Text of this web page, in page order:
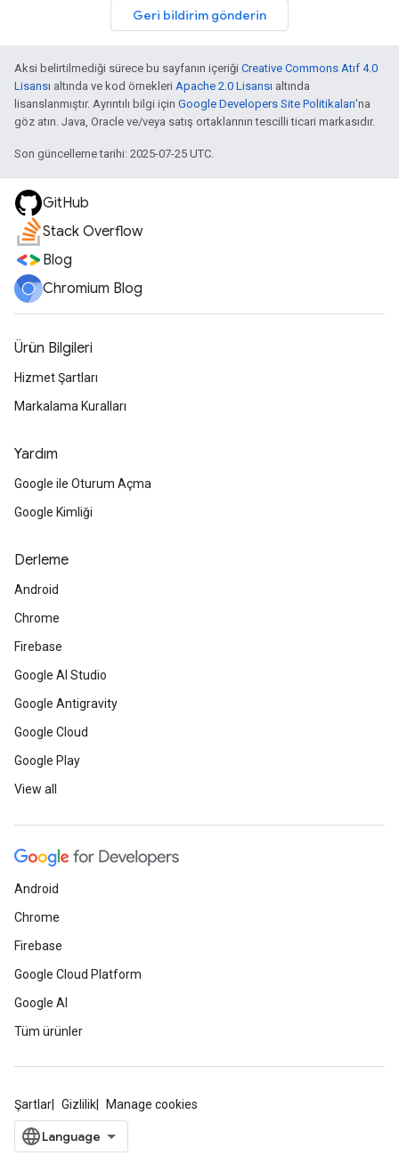
Geri bildirim gönderin
Aksi belirtilmediği sürece bu sayfanın içeriği Creative Commons Atıf 4.0
Lisansı altında ve kod örnekleri Apache 2.0 Lisansı altında
lisanslanmıştır. Ayrıntılı bilgi için Google Developers Site Politikaları'na
göz atın. Java, Oracle ve/veya satış ortaklarının tescilli ticari markasıdır.
Son güncelleme tarihi: 2025-07-25 UTC.
GitHub
Stack Overflow
Blog
Chromium Blog
Ürün Bilgileri
Hizmet Şartları
Markalama Kuralları
Yardım
Google ile Oturum Açma
Google Kimliği
Derleme
Android
Chrome
Firebase
Google AI Studio
Google Antigravity
Google Cloud
Google Play
View all
Android
Chrome
Firebase
Google Cloud Platform
Google AI
Tüm ürünler
Şartlar Gizlilik Manage cookies